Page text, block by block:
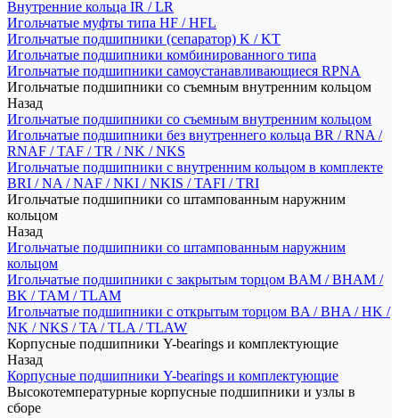
Внутренние кольца IR / LR
Игольчатые муфты типа HF / HFL
Игольчатые подшипники (сепаратор) K / KT
Игольчатые подшипники комбинированного типа
Игольчатые подшипники самоустанавливающиеся RPNA
Игольчатые подшипники со съемным внутренним кольцом
Назад
Игольчатые подшипники со съемным внутренним кольцом
Игольчатые подшипники без внутреннего кольца BR / RNA /
RNAF / TAF / TR / NK / NKS
Игольчатые подшипники с внутренним кольцом в комплекте
BRI / NA / NAF / NKI / NKIS / TAFI / TRI
Игольчатые подшипники со штампованным наружним
кольцом
Назад
Игольчатые подшипники со штампованным наружним
кольцом
Игольчатые подшипники с закрытым торцом BAM / BHAM /
BK / TAM / TLAM
Игольчатые подшипники с открытым торцом BA / BHA / HK /
NK / NKS / TA / TLA / TLAW
Корпусные подшипники Y-bearings и комплектующие
Назад
Корпусные подшипники Y-bearings и комплектующие
Высокотемпературные корпусные подшипники и узлы в
сборе